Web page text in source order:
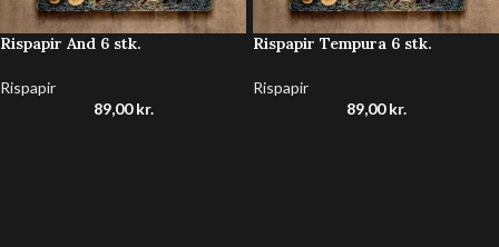
Rispapir And 6 stk.
Rispapir
89,00kr.
Rispapir Tempura 6 stk.
Rispapir
89,00kr.